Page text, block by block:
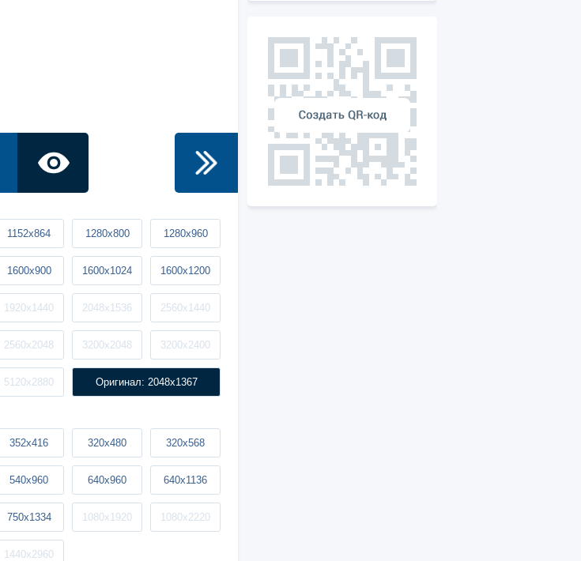
1152x864 1280x800 1280x960
1600x900 1600x1024 1600x1200
1920x1440 2048x1536 2560x1440
2560x2048 3200x2048 3200x2400
5120x2880 Оригинал: 2048x1367
352x416 320x480 320x568
540x960 640x960 640x1136
750x1334 1080x1920 1080x2220
1440x2960